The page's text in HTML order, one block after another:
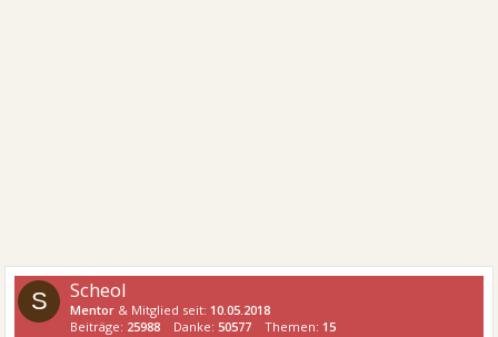
S Scheol
Mentor & Mitglied seit: 10.05.2018
Beiträge: 25988 Danke:50577 Themen: 15